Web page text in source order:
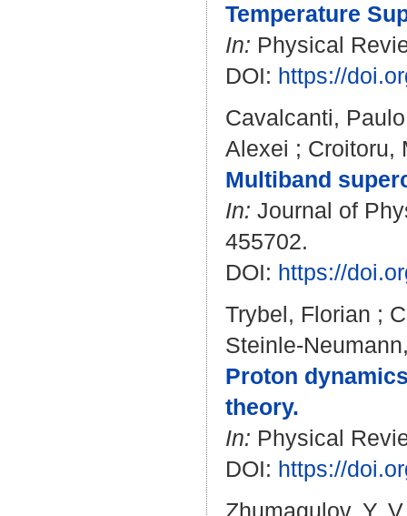
Temperature
In: Physical
DOI: https://
Cavalcanti,
Alexei ; Croitoru,
Multiband
In: Journal of
455702.
DOI: https://
Trybel, Florian ;
Steinle-
Proton
theory.
In: Physical
DOI: https://
Zhumagulov, Y. V.